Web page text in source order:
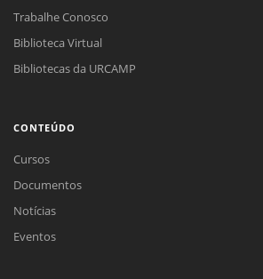
Trabalhe Conosco
Biblioteca Virtual
Bibliotecas da URCAMP
CONTEÚDO
Cursos
Documentos
Notícias
Eventos